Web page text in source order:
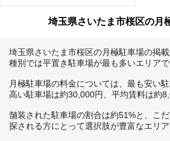
埼玉県さいたま市桜区の月
埼玉県さいたま市桜区の月極駐車場の掲
種別では平置き駐車場が最も多いエリアで
月極駐車場の料金については、最も安い
高い駐車場は約30,000円、平均賃料は約
舗装された駐車場の割合は約51%と、こ
探される方にとって選択肢が豊富なエリア